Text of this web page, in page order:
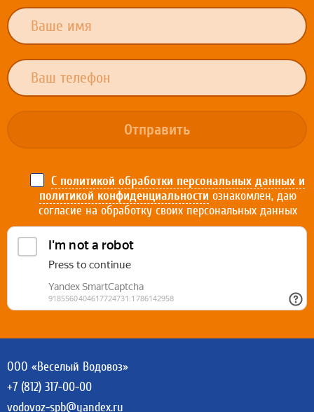
Отправить
С политикой обработки персональных данных и
политикой конфиденциальности ознакомлен, даю
согласие на обработку своих персональных данных
ООО «Веселый Водовоз»
+7 (812) 317-00-00
vodovoz-spb@yandex.ru